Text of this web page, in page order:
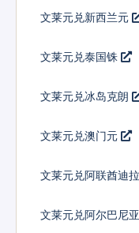
文莱元兑新西兰元
文莱元兑泰国铢
文莱元兑冰岛克朗
文莱元兑澳门元
文莱元兑阿联酋迪
文莱元兑阿尔巴尼